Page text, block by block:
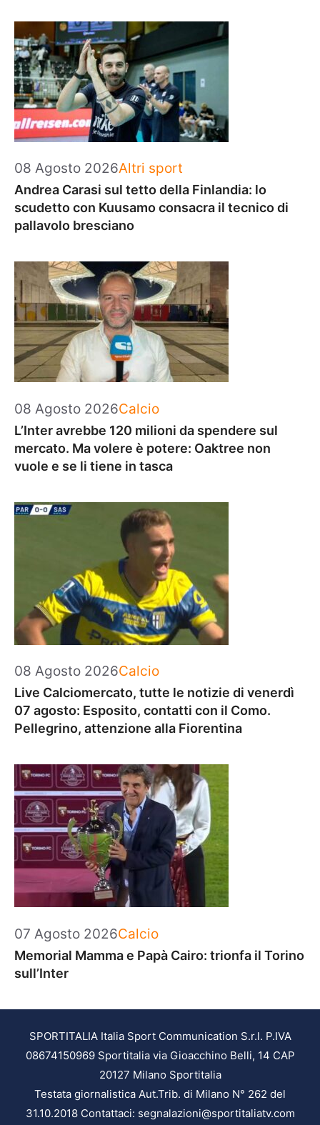
08 Agosto 2026Categorie
Altri sport
Andrea Carasi sul tetto della Finlandia: lo
scudetto con Kuusamo consacra il tecnico di
pallavolo bresciano
08 Agosto 2026Categorie
Calcio
L’Inter avrebbe 120 milioni da spendere sul
mercato. Ma volere è potere: Oaktree non
vuole e se li tiene in tasca
08 Agosto 2026Categorie
Calcio
Live Calciomercato, tutte le notizie di venerdì
07 agosto: Esposito, contatti con il Como.
Pellegrino, attenzione alla Fiorentina
07 Agosto 2026Categorie
Calcio
Memorial Mamma e Papà Cairo: trionfa il Torino
sull’Inter
SPORTITALIA Italia Sport Communication S.r.l. P.IVA
08674150969 Sportitalia via Gioacchino Belli, 14 CAP
20127 Milano Sportitalia
Testata giornalistica Aut.Trib. di Milano N° 262 del
31.10.2018 Contattaci: segnalazioni@sportitaliatv.com